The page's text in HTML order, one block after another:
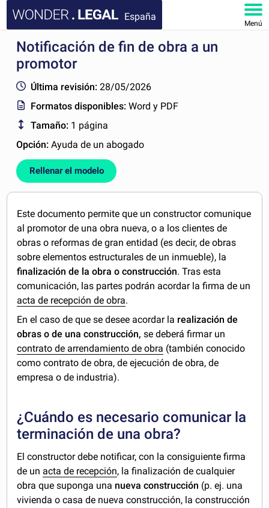
España
Menú
INICIO
FAQ
MI CUENTA
Notificación de fin de obra a un
promotor
Última revisión: 28/05/2026
Formatos disponibles:Word y PDF
Tamaño: 1 página
Opción:Ayuda de un abogado
Rellenar el modelo
Este documento permite que un constructor comunique
al promotor de una obra nueva, o a los clientes de
obras o reformas de gran entidad (es decir, de obras
sobre elementos estructurales de un inmueble), la
finalización de la obra o construcción. Tras esta
comunicación, las partes podrán acordar la firma de un
acta de recepción de obra.
En el caso de que se desee acordar la realización de
obras o de una construcción, se deberá firmar un
contrato de arrendamiento de obra (también conocido
como contrato de obra, de ejecución de obra, de
empresa o de industria).
¿Cuándo es necesario comunicar la
terminación de una obra?
El constructor debe notificar, con la consiguiente firma
de un acta de recepción, la finalización de cualquier
obra que suponga una nueva construcción (p. ej. una
vivienda o casa de nueva construcción, la construcción